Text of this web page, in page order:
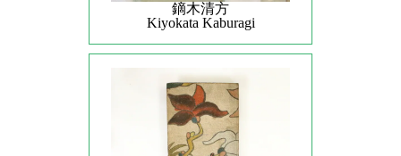
鏑木清方
Kiyokata Kaburagi